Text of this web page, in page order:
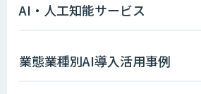
AI・人工知能サービス
業態業種別AI導入活用事例